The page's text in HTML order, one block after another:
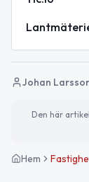
Johan
Den här
Hem